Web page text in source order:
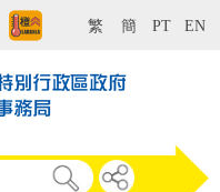
繁 簡 PT EN